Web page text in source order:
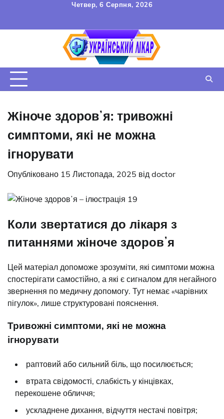
вмісту
Четвер, 6 Серпня, 2026
КОРИСТУВАЧА
Жіноче здоровʼя: тривожні
симптоми, які не можна
ігнорувати
Опубліковано 15 Листопада, 2025 від doctor
Коли звертатися до лікаря з
питаннями жіноче здоровʼя
Цей матеріал допоможе зрозуміти, які симптоми можна
спостерігати самостійно, а які є сигналом для негайного
звернення по медичну допомогу. Тут немає «чарівних
пігулок», лише структуровані пояснення.
Тривожні симптоми, які не можна
ігнорувати
раптовий або сильний біль, що посилюється;
втрата свідомості, слабкість у кінцівках,
перекошене обличчя;
ускладнене дихання, відчуття нестачі повітря;